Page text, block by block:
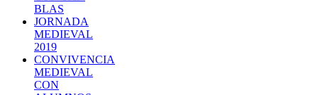
BLAS
JORNADA
MEDIEVAL
2019
CONVIVENCIA
MEDIEVAL
CON